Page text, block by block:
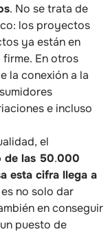
. No se trata de
los proyectos
ya están en
firme. En otros
la conexión a la
e incluso
el
de las 50.000
esta cifra llega a
no solo dar
en conseguir
puesto de